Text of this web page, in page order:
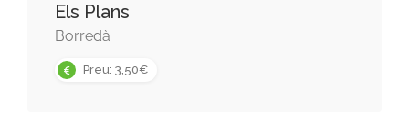
Els Plans
Borredà
Preu: 3,50€